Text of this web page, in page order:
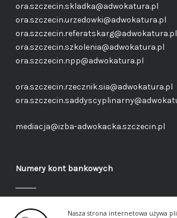
Nasza strona internetowa używa
ora.szczecin.skladka@adwokatura.pl
ora.szczecin.urzedowki@adwokatura.pl
ora.szczecin.referatskarg@adwokatura.pl
ora.szczecin.szkolenia@adwokatura.pl
ora.szczecin.npp@adwokatura.pl
ora.szczecin.rzecznik.sia@adwokatura.pl
mediacja@izba-adwokacka.szczecin.pl
Numery kont bankowych
Fundusz administracyjny – ogólny